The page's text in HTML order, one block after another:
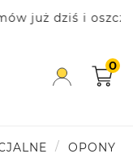
już dziś i
0
OPONY